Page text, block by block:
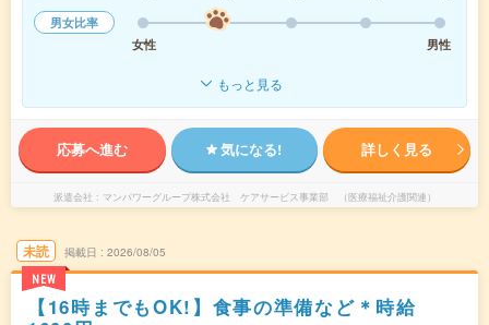
男女比率
女性
男性
もっと見る
応募へ進む 気になる! 詳しく見る
派遣会社 マンパワーグループ株式会社 ケアサービス事業部 （医療福祉介護関連）
未読
NEW
掲載日 2026/08/05
【16時までもOK!】食事の準備など＊時給